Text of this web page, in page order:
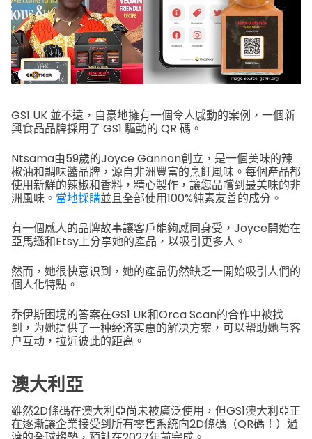
GS1 UK 並不遠，自豪地擁有一個令人感動的案例，一個新
興食品品牌採用了 GS1 驅動的 QR 碼。
Ntsama由59歲的Joyce Gannon創立，是一個美味的辣
椒油和調味醬品牌，源自非洲豐富的烹飪風味。每個產品都
使用新鮮的辣椒和香料，精心製作，讓您品嚐到最美味的非
洲風味。 當地採購並且全部使用100%純素友善的成分。
有一個感人的品牌故事讓客戶能夠感同身受，Joyce開始在
亞馬遜和Etsy上分享她的產品，以吸引更多人。
然而，她很快意识到，她的產品仍然缺乏一開始吸引人們的
個人化特點。
乔伊斯困境的答案在GS1 UK和Orca Scan的合作中被找
到，为她提供了一种经济实惠的解决方案，可以帮助她与客
户互动，拉近彼此的距离。
澳大利亞
雖然2D條碼在澳大利亞尚未被廣泛使用，但GS1澳大利亞正
在逐漸讓企業接受到所有零售系統向2D條碼（QR碼！）過